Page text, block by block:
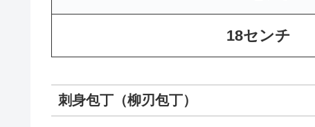
18センチ
刺身包丁（柳刃包丁）